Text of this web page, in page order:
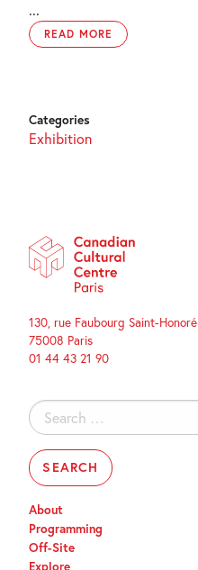
...
READ MORE
Categories
Exhibition
130, rue Faubourg Saint-Honoré
75008 Paris
01 44 43 21 90
Search
for:
About
Programming
Off-Site
Explore